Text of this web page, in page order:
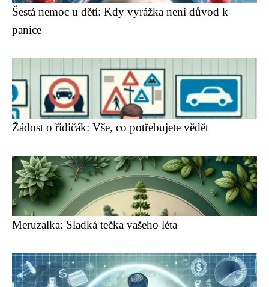
Šestá nemoc u dětí: Kdy vyrážka není důvod k
panice
Žádost o řidičák: Vše, co potřebujete vědět
Meruzalka: Sladká tečka vašeho léta